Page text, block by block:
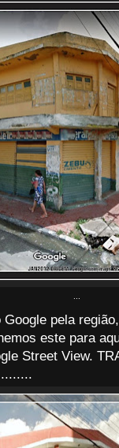
pela
este para
Street View.